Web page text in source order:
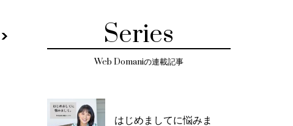
Series
Web Domaniの連載記事
はじめましてに悩みま